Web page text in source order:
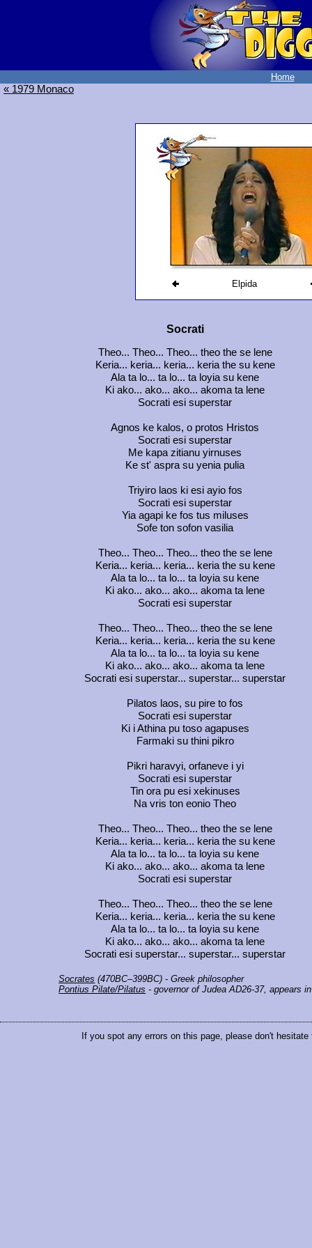
Home
« 1979 Monaco
Elpida
Socrati
Theo... Theo... Theo... theo the se lene
Keria... keria... keria... keria the su kene
Ala ta lo... ta lo... ta loyia su kene
Ki ako... ako... ako... akoma ta lene
Socrati esi superstar
Agnos ke kalos, o protos Hristos
Socrati esi superstar
Me kapa zitianu yirnuses
Ke st' aspra su yenia pulia
Triyiro laos ki esi ayio fos
Socrati esi superstar
Yia agapi ke fos tus miluses
Sofe ton sofon vasilia
Theo... Theo... Theo... theo the se lene
Keria... keria... keria... keria the su kene
Ala ta lo... ta lo... ta loyia su kene
Ki ako... ako... ako... akoma ta lene
Socrati esi superstar
Theo... Theo... Theo... theo the se lene
Keria... keria... keria... keria the su kene
Ala ta lo... ta lo... ta loyia su kene
Ki ako... ako... ako... akoma ta lene
Socrati esi superstar... superstar... superstar
Pilatos laos, su pire to fos
Socrati esi superstar
Ki i Athina pu toso agapuses
Farmaki su thini pikro
Pikri haravyi, orfaneve i yi
Socrati esi superstar
Tin ora pu esi xekinuses
Na vris ton eonio Theo
Theo... Theo... Theo... theo the se lene
Keria... keria... keria... keria the su kene
Ala ta lo... ta lo... ta loyia su kene
Ki ako... ako... ako... akoma ta lene
Socrati esi superstar
Theo... Theo... Theo... theo the se lene
Keria... keria... keria... keria the su kene
Ala ta lo... ta lo... ta loyia su kene
Ki ako... ako... ako... akoma ta lene
Socrati esi superstar... superstar... superstar
Socrates (470BC–399BC) - Greek philosopher
Pontius Pilate/Pilatus - governor of Judea AD26-37, appears
If you spot any errors on this page, please don't